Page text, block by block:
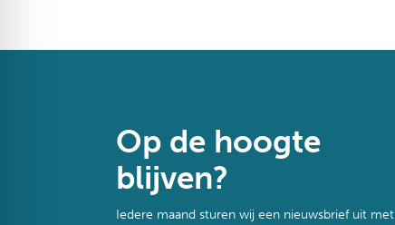
Op de hoogte
blijven?
Iedere maand sturen wij een nieuwsbrief uit met